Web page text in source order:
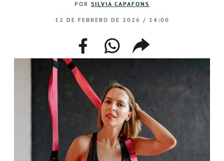
POR SILVIA CAPAFONS
12 DE FEBRERO DE 2026 / 14:00
facebookwhatsappcompartir
enlace